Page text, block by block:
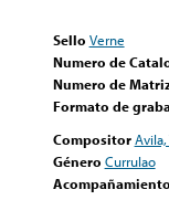
Sello Verne
Numero de
Numero de
Formato de
Compositor Avila,
Género Currulao
Acompañamiento